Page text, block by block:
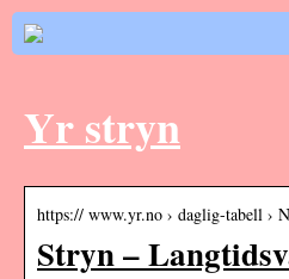
Yr stryn
https:// www.yr.no › daglig-tabell ›
Stryn –